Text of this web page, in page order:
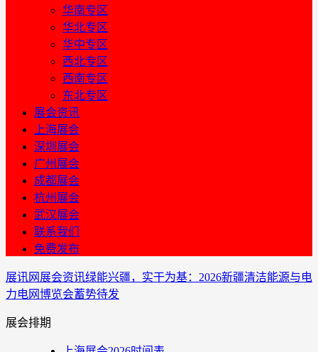
华南专区
华北专区
华中专区
西北专区
西南专区
东北专区
展会资讯
上海展会
深圳展会
广州展会
成都展会
杭州展会
武汉展会
联系我们
免费发布
展讯网 展会资讯绿能兴疆，实干为基：2026新疆清洁能源与电
力电网博览会蓄势待发
展会排期